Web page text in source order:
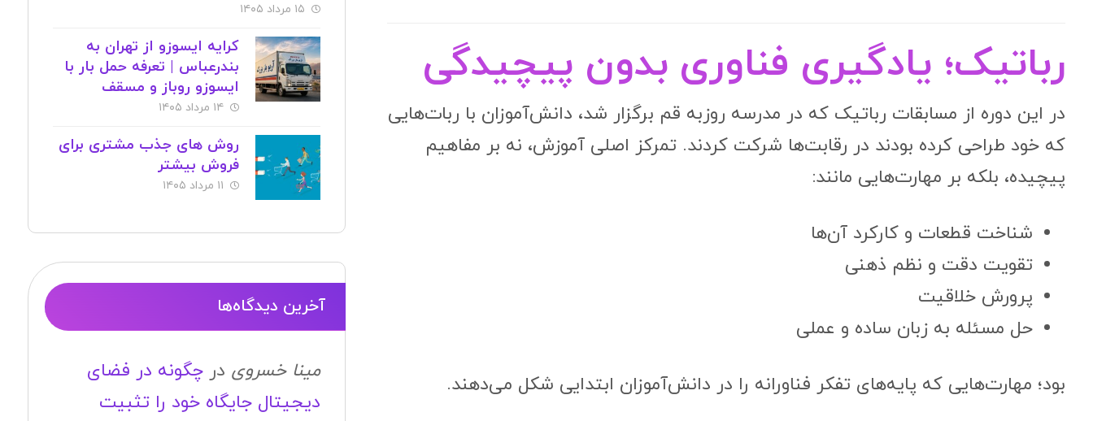
رباتیک؛ یادگیری فناوری بدون پیچیدگی
در این دوره از مسابقات رباتیک که در مدرسه روزبه قم برگزار شد، دانش‌آموزان با ربات‌هایی
که خود طراحی کرده بودند در رقابت‌ها شرکت کردند. تمرکز اصلی آموزش، نه بر مفاهیم
پیچیده، بلکه بر مهارت‌هایی مانند:
شناخت قطعات و کارکرد آن‌ها
تقویت دقت و نظم ذهنی
پرورش خلاقیت
حل مسئله به زبان ساده و عملی
بود؛ مهارت‌هایی که پایه‌های تفکر فناورانه را در دانش‌آموزان ابتدایی شکل می‌دهند.
۱۵ مرداد ۱۴۰۵
کرایه ایسوزو از تهران به
بندرعباس | تعرفه حمل بار با
ایسوزو روباز و مسقف
۱۴ مرداد ۱۴۰۵
روش های جذب مشتری برای
فروش بیشتر
۱۱ مرداد ۱۴۰۵
آخرین دیدگاه‌ها
مینا خسروی در چگونه در فضای
دیجیتال جایگاه خود را تثبیت